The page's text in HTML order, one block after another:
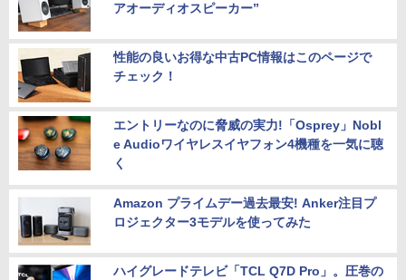
アオーディオスピーカー”
性能の良いお得な中古PC情報はこのページで
チェック！
エントリーなのに脅威の実力!「Osprey」Nobl
e Audioワイヤレスイヤフォン4機種を一気に聴
く
Amazon プライムデー過去最安! Anker注目プ
ロジェクター3モデルを使ってみた
ハイグレードテレビ「TCL Q7D Pro」。圧巻の